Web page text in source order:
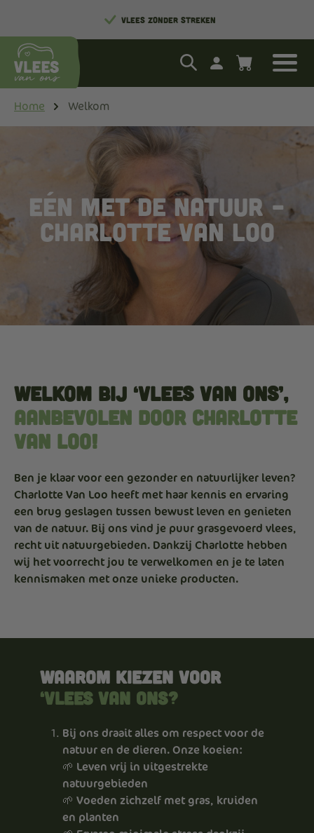
VLEES ZONDER STREKEN
LOKAAL EN MET ZORG GROOTGEBRACHT
Home Welkom
Eén met de Natuur –
Charlotte Van Loo
Welkom bij ‘Vlees van Ons’,
aanbevolen door Charlotte
Van Loo!
Ben je klaar voor een gezonder en natuurlijker leven?
Charlotte Van Loo heeft met haar kennis en ervaring
een brug geslagen tussen bewust leven en genieten
van de natuur. Bij ons vind je puur grasgevoerd vlees,
recht uit natuurgebieden. Dankzij Charlotte hebben
wij het voorrecht jou te verwelkomen en je te laten
kennismaken met onze unieke producten.
Waarom kiezen voor
‘Vlees van Ons?
Bij ons draait alles om respect voor de
natuur en de dieren. Onze koeien:
🌱 Leven vrij in uitgestrekte
natuurgebieden
🌱 Voeden zichzelf met gras, kruiden
en planten